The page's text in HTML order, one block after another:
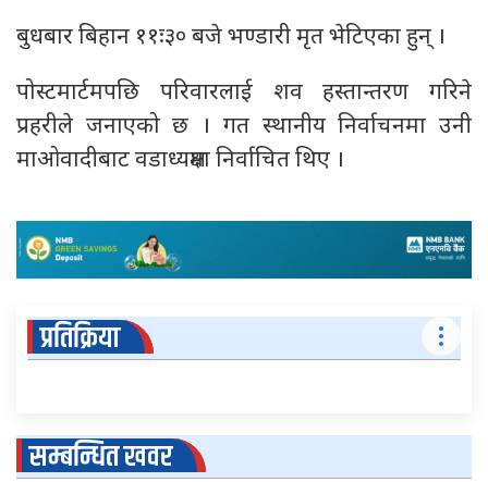
बुधबार बिहान ११ः३० बजे भण्डारी मृत भेटिएका हुन् ।
पोस्टमार्टमपछि परिवारलाई शव हस्तान्तरण गरिने
प्रहरीले जनाएको छ । गत स्थानीय निर्वाचनमा उनी
माओवादीबाट वडाध्यक्षमा निर्वाचित थिए ।
प्रतिक्रिया
सम्बन्धित खवर